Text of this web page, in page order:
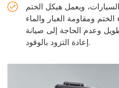
ويعمل هيكل الختم
ومقاومة الغبار والماء
وعدم الحاجة إلى صيانة
إعادة التزود بالوقود.